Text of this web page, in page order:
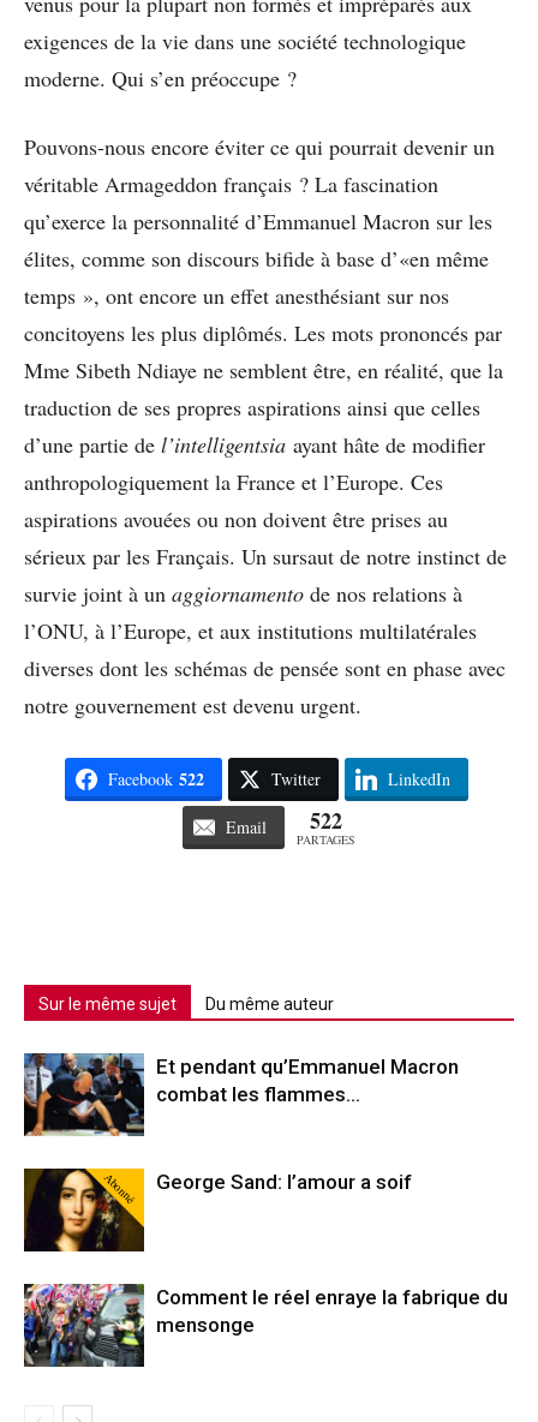
exigences de la vie dans une société technologique
moderne. Qui s’en préoccupe ?
Pouvons-nous encore éviter ce qui pourrait devenir un
véritable Armageddon français ? La fascination
qu’exerce la personnalité d’Emmanuel Macron sur les
élites, comme son discours bifide à base d’«en même
temps », ont encore un effet anesthésiant sur nos
concitoyens les plus diplômés. Les mots prononcés par
Mme Sibeth Ndiaye ne semblent être, en réalité, que la
traduction de ses propres aspirations ainsi que celles
d’une partie de l’intelligentsia ayant hâte de modifier
anthropologiquement la France et l’Europe. Ces
aspirations avouées ou non doivent être prises au
sérieux par les Français. Un sursaut de notre instinct de
survie joint à un aggiornamento de nos relations à
l’ONU, à l’Europe, et aux institutions multilatérales
diverses dont les schémas de pensée sont en phase avec
notre gouvernement est devenu urgent.
Facebook 522 Twitter LinkedIn
Email 522
PARTAGES
Sur le même sujet Du même auteur
Et pendant qu’Emmanuel Macron
combat les flammes…
Abonné George Sand: l’amour a soif
Comment le réel enraye la fabrique du
mensonge